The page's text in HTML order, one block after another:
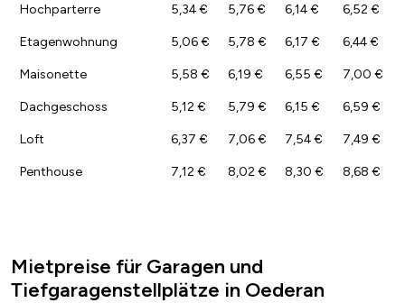
Hochparterre 5,34 € 5,76 € 6,14 € 6,52 €
Etagenwohnung 5,06 € 5,78 € 6,17 € 6,44 €
Maisonette 5,58 € 6,19 € 6,55 € 7,00 €
Dachgeschoss 5,12 € 5,79 € 6,15 € 6,59 €
Loft 6,37 € 7,06 € 7,54 € 7,49 €
Penthouse 7,12 € 8,02 € 8,30 € 8,68 €
Mietpreise für Garagen und
Tiefgaragenstellplätze in Oederan